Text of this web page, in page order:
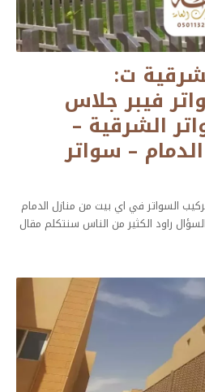
ت:
سواتر فيبر جلاس
الشرقية –
– سواتر
السواتر في اي بيت من منازل الدمام
راود الكثير من الناس سنتكلم مقال